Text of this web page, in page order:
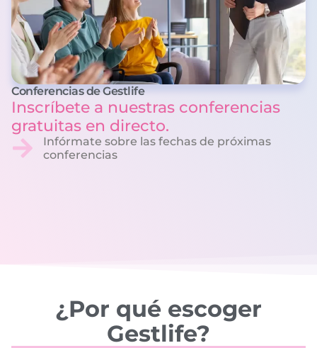
Conferencias de Gestlife
Inscríbete a nuestras conferencias
gratuitas en directo.
Infórmate sobre las fechas de próximas
conferencias
¿Por qué escoger
Gestlife?